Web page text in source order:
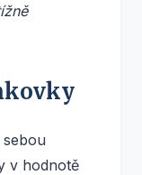
v hodnotě